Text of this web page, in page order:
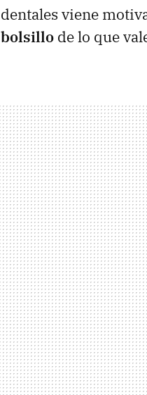
dentales viene
bolsillo de lo que